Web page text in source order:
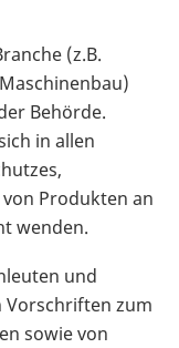
(z.B.
Behörde.
in allen
Produkten an
wenden.
und
Vorschriften zum
sowie von